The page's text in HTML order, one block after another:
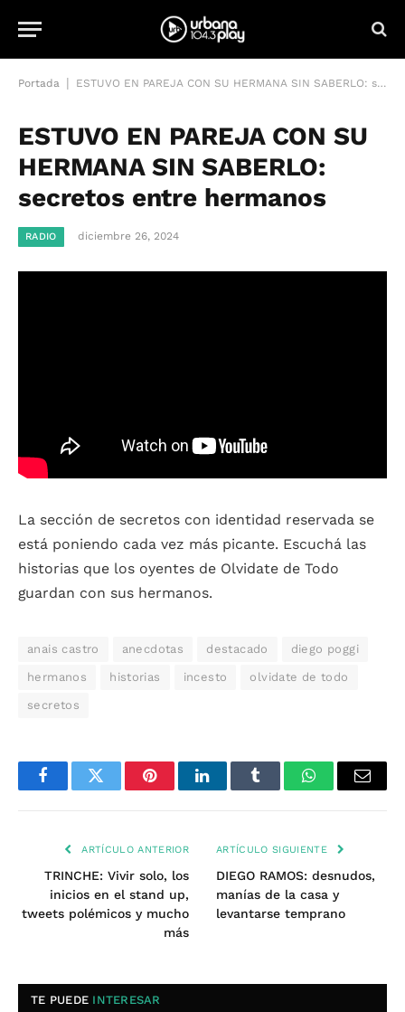
Portada ESTUVO EN PAREJA CON SU HERMANA SIN SABERLO: secretos entre hermanos
ESTUVO EN PAREJA CON SU
HERMANA SIN SABERLO:
secretos entre hermanos
RADIO diciembre 26, 2024
La sección de secretos con identidad reservada se
está poniendo cada vez más picante. Escuchá las
historias que los oyentes de Olvidate de Todo
guardan con sus hermanos.
anais castro anecdotas destacado diego poggi
hermanos historias incesto olvidate de todo
secretos
FacebookTwitter PinterestLinkedInTumblr WhatsAppEmail
ARTÍCULO ANTERIOR
TRINCHE: Vivir solo, los
inicios en el stand up,
tweets polémicos y mucho
más
ARTÍCULO SIGUIENTE
DIEGO RAMOS: desnudos,
manías de la casa y
levantarse temprano
TE PUEDE INTERESAR